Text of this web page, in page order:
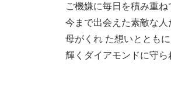
ご機嫌に毎日を積み重ね
今まで出会えた素敵な人
母がくれ た想いとともに
輝くダイアモンドに守ら